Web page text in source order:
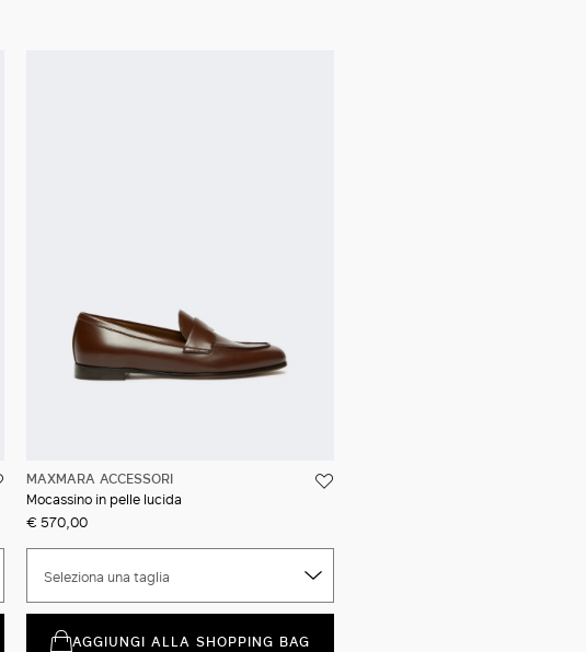
MAXMARA ACCESSORI
Mocassino in pelle lucida
€ 570,00
Seleziona una taglia
AGGIUNGI ALLA SHOPPING BAG